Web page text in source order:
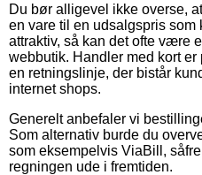
Du bør alligevel ikke overse,
en vare til en udsalgspris
attraktiv, så kan det ofte være
webbutik. Handler med kort
en retningslinje, der bistår
internet shops.
Generelt anbefaler vi
Som alternativ burde du
som eksempelvis ViaBill,
regningen ude i fremtiden.